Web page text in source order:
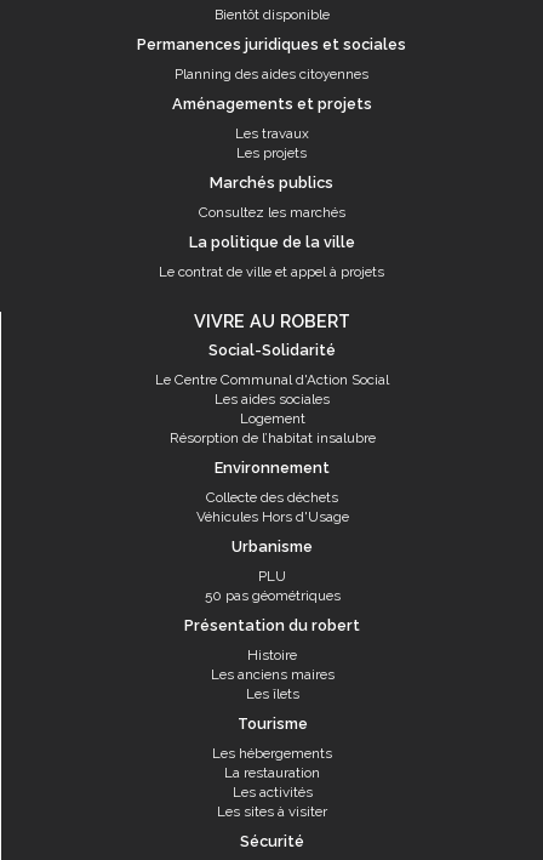
Bientôt disponible
Permanences juridiques et sociales
Planning des aides citoyennes
Aménagements et projets
Les travaux
Les projets
Marchés publics
Consultez les marchés
La politique de la ville
Le contrat de ville et appel à projets
VIVRE AU ROBERT
Social-Solidarité
Le Centre Communal d'Action Social
Les aides sociales
Logement
Résorption de l’habitat insalubre
Environnement
Collecte des déchets
Véhicules Hors d'Usage
Urbanisme
PLU
50 pas géométriques
Présentation du robert
Histoire
Les anciens maires
Les îlets
Tourisme
Les hébergements
La restauration
Les activités
Les sites à visiter
Sécurité